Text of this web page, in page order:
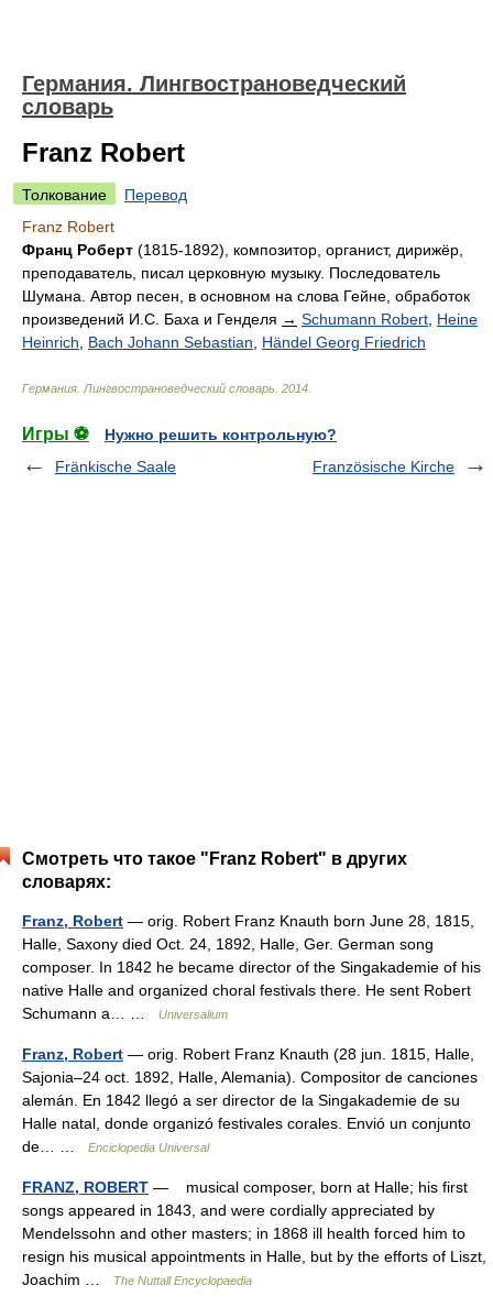
Германия. Лингвострановедческий
словарь
Franz Robert
Толкование
Перевод
Franz Robert
Франц Роберт (1815-1892), композитор, органист, дирижёр,
преподаватель, писал церковную музыку. Последователь
Шумана. Автор песен, в основном на слова Гейне, обработок
произведений И.С. Баха и Генделя → Schumann Robert Heine
Heinrich
Bach Johann Sebastian Händel Georg Friedrich
Германия. Лингвострановедческий словарь 2014
Игры ⚽
Нужно решить контрольную?
Fränkische Saale
Französische Kirche
Смотреть что такое "Franz Robert" в других
словарях:
Franz, Robert — orig. Robert Franz Knauth born June 28, 1815,
Halle, Saxony died Oct. 24, 1892, Halle, Ger. German song
composer. In 1842 he became director of the Singakademie of his
native Halle and organized choral festivals there. He sent Robert
Schumann a… …
Universalium
Franz, Robert — orig. Robert Franz Knauth (28 jun. 1815, Halle,
Sajonia–24 oct. 1892, Halle, Alemania). Compositor de canciones
alemán. En 1842 llegó a ser director de la Singakademie de su
Halle natal, donde organizó festivales corales. Envió un conjunto
de… …
Enciclopedia Universal
FRANZ, ROBERT — musical composer, born at Halle; his first
songs appeared in 1843, and were cordially appreciated by
Mendelssohn and other masters; in 1868 ill health forced him to
resign his musical appointments in Halle, but by the efforts of Liszt,
Joachim …
The Nuttall Encyclopaedia